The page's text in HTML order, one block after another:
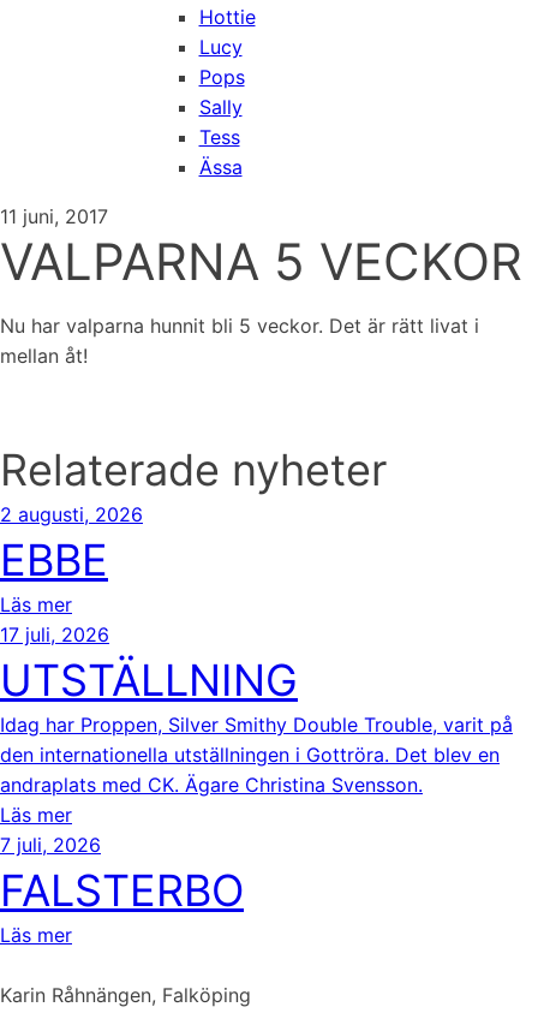
Hottie
Lucy
Pops
Sally
Tess
Ässa
11 juni, 2017
VALPARNA 5 VECKOR
Nu har valparna hunnit bli 5 veckor. Det är rätt livat i
mellan åt!
Relaterade nyheter
2 augusti, 2026
EBBE
Läs mer
17 juli, 2026
UTSTÄLLNING
Idag har Proppen, Silver Smithy Double Trouble, varit på
den internationella utställningen i Gottröra. Det blev en
andraplats med CK. Ägare Christina Svensson.
Läs mer
7 juli, 2026
FALSTERBO
Läs mer
Karin Råhnängen, Falköping